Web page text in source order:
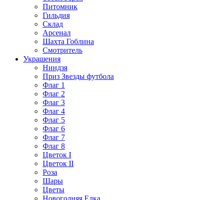
Питомник
Гильдия
Склад
Арсенал
Шахта Гоблина
Смотритель
Украшения
Ниндзя
Приз Звезды футбола
Флаг 1
Флаг 2
Флаг 3
Флаг 4
Флаг 5
Флаг 6
Флаг 7
Флаг 8
Цветок I
Цветок II
Роза
Шары
Цветы